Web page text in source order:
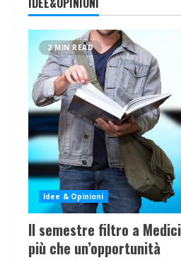
2 MIN READ
Idee & Opinioni
Il semestre filtro a
più che un’opportunità